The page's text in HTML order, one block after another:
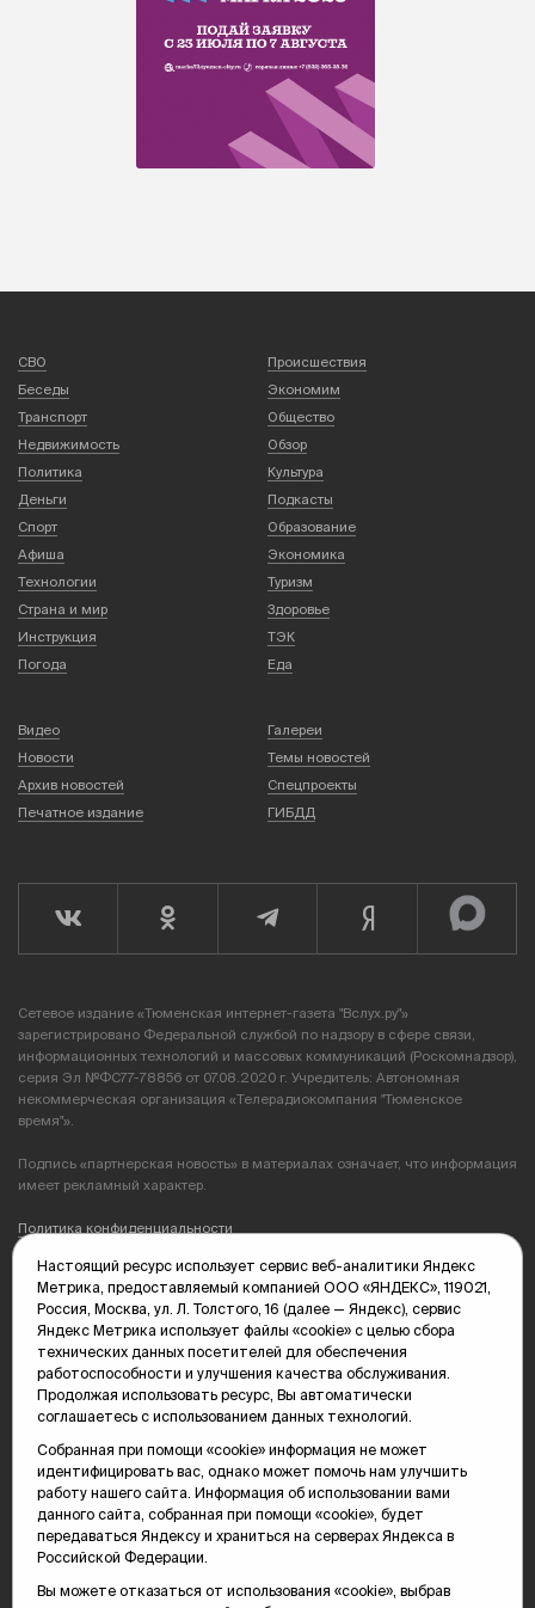
СВО
Происшествия
Беседы
Экономим
Транспорт
Общество
Недвижимость
Обзор
Политика
Культура
Деньги
Подкасты
Спорт
Образование
Афиша
Экономика
Технологии
Туризм
Страна и мир
Здоровье
Инструкция
ТЭК
Погода
Еда
Видео
Галереи
Новости
Темы новостей
Архив новостей
Спецпроекты
Печатное издание
ГИБДД
Сетевое издание «Тюменская интернет-газета "Вслух.ру"»
зарегистрировано Федеральной службой по надзору в сфере связи,
информационных технологий и массовых коммуникаций (Роскомнадзор),
серия Эл №ФС77-78856 от 07.08.2020 г. Учредитель: Автономная
некоммерческая организация «Телерадиокомпания "Тюменское
время"».
Подпись «партнерская новость» в материалах означает, что информация
имеет рекламный характер.
Политика конфиденциальности
Редакция: 625035, Тюмень, пр. Геологоразведчиков, 28А
(3452) 68-89-05
edit@vsluh.ru
Главный редактор: Панкина Т.Ю.
kika@vsluh.ru
По вопросам рекламы:
(3452) 68-89-78
kotovaev@sibinformburo.ru
mim@vsluh.ru
Настоящий ресурс использует сервис веб-аналитики Яндекс
Метрика, предоставляемый компанией ООО «ЯНДЕКС», 119021,
Россия, Москва, ул. Л. Толстого, 16 (далее — Яндекс), сервис
Яндекс Метрика использует файлы «cookie» с целью сбора
технических данных посетителей для обеспечения
работоспособности и улучшения качества обслуживания.
Продолжая использовать ресурс, Вы автоматически
соглашаетесь с использованием данных технологий.
Собранная при помощи «cookie» информация не может
идентифицировать вас, однако может помочь нам улучшить
работу нашего сайта. Информация об использовании вами
данного сайта, собранная при помощи «cookie», будет
передаваться Яндексу и храниться на серверах Яндекса в
Российской Федерации.
Вы можете отказаться от использования «cookie», выбрав